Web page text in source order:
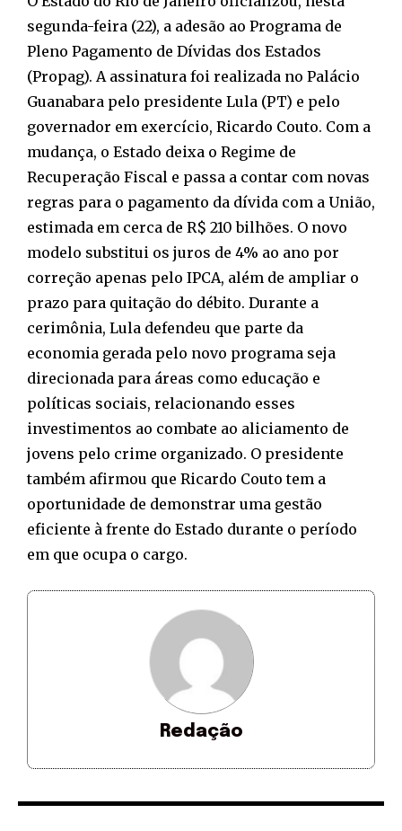
segunda-feira (22), a adesão ao Programa de
Pleno Pagamento de Dívidas dos Estados
(Propag). A assinatura foi realizada no Palácio
Guanabara pelo presidente Lula (PT) e pelo
governador em exercício, Ricardo Couto. Com a
mudança, o Estado deixa o Regime de
Recuperação Fiscal e passa a contar com novas
regras para o pagamento da dívida com a União,
estimada em cerca de R$ 210 bilhões. O novo
modelo substitui os juros de 4% ao ano por
correção apenas pelo IPCA, além de ampliar o
prazo para quitação do débito. Durante a
cerimônia, Lula defendeu que parte da
economia gerada pelo novo programa seja
direcionada para áreas como educação e
políticas sociais, relacionando esses
investimentos ao combate ao aliciamento de
jovens pelo crime organizado. O presidente
também afirmou que Ricardo Couto tem a
oportunidade de demonstrar uma gestão
eficiente à frente do Estado durante o período
em que ocupa o cargo.
Redação